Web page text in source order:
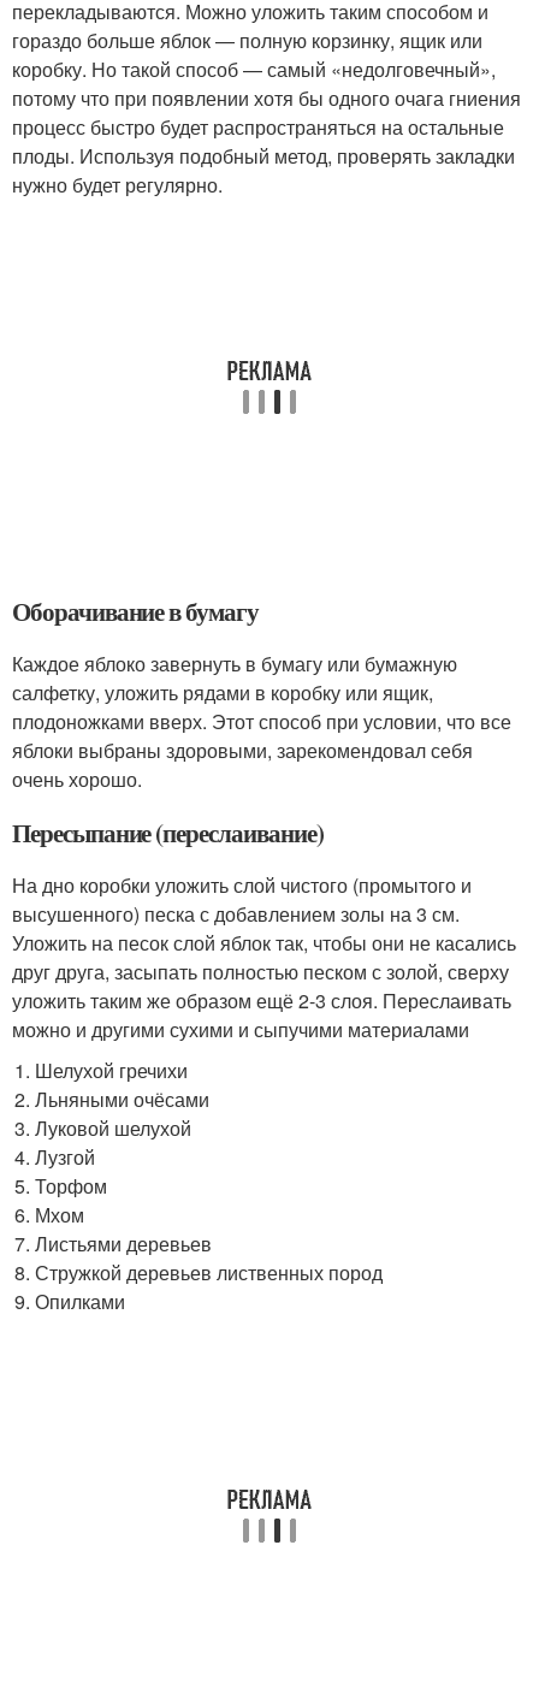
перекладываются. Можно уложить таким способом и
гораздо больше яблок — полную корзинку, ящик или
коробку. Но такой способ — самый «недолговечный»,
потому что при появлении хотя бы одного очага гниения
процесс быстро будет распространяться на остальные
плоды. Используя подобный метод, проверять закладки
нужно будет регулярно.
Оборачивание в бумагу
Каждое яблоко завернуть в бумагу или бумажную
салфетку, уложить рядами в коробку или ящик,
плодоножками вверх. Этот способ при условии, что все
яблоки выбраны здоровыми, зарекомендовал себя
очень хорошо.
Пересыпание (переслаивание)
На дно коробки уложить слой чистого (промытого и
высушенного) песка с добавлением золы на 3 см.
Уложить на песок слой яблок так, чтобы они не касались
друг друга, засыпать полностью песком с золой, сверху
уложить таким же образом ещё 2-3 слоя. Переслаивать
можно и другими сухими и сыпучими материалами
Шелухой гречихи
Льняными очёсами
Луковой шелухой
Лузгой
Торфом
Мхом
Листьями деревьев
Стружкой деревьев лиственных пород
Опилками